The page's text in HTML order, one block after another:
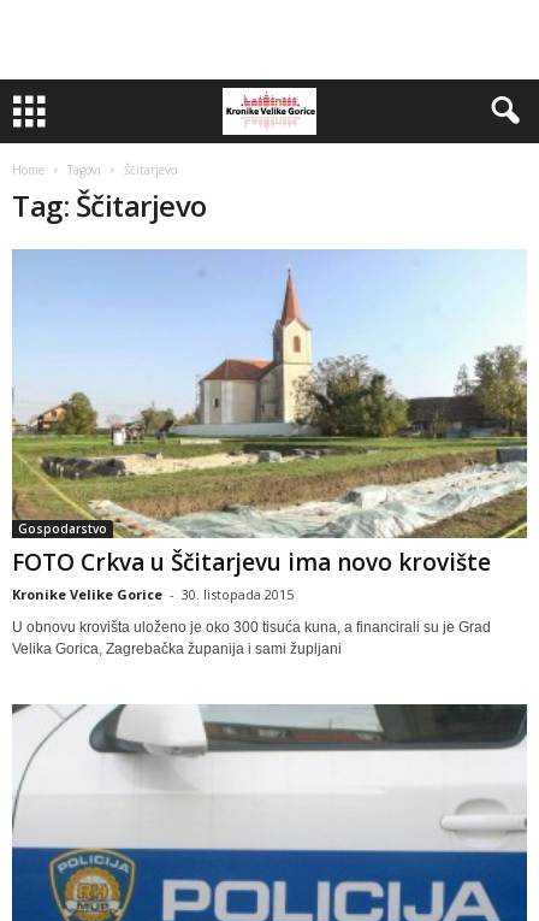
Home Tagovi Ščitarjevo
Tag: Ščitarjevo
Gospodarstvo
FOTO Crkva u Ščitarjevu ima novo krovište
Kronike Velike Gorice - 30. listopada 2015
U obnovu krovišta uloženo je oko 300 tisuća kuna, a financirali su je Grad
Velika Gorica, Zagrebačka županija i sami župljani